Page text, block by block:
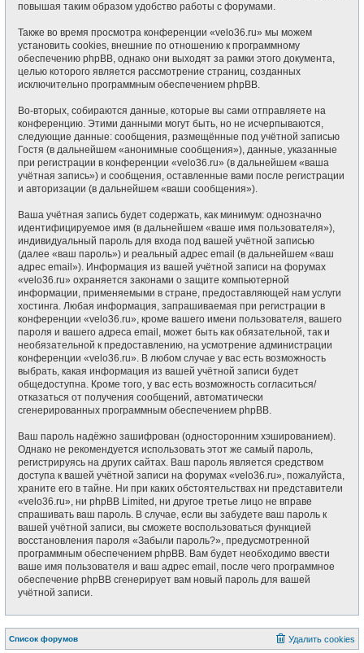
повышая таким образом удобство работы с форумами.
Также во время просмотра конференции «velo36.ru» мы можем
установить cookies, внешние по отношению к программному
обеспечению phpBB, однако они выходят за рамки этого документа,
целью которого является рассмотрение страниц, созданных
исключительно программным обеспечением phpBB.
Во-вторых, собираются данные, которые вы сами отправляете на
конференцию. Этими данными могут быть, но не исчерпываются,
следующие данные: сообщения, размещённые под учётной записью
Гостя (в дальнейшем «анонимные сообщения»), данные, указанные
при регистрации в конференции «velo36.ru» (в дальнейшем «ваша
учётная запись») и сообщения, оставленные вами после регистрации
и авторизации (в дальнейшем «ваши сообщения»).
Ваша учётная запись будет содержать, как минимум: однозначно
идентифицируемое имя (в дальнейшем «ваше имя пользователя»),
индивидуальный пароль для входа под вашей учётной записью
(далее «ваш пароль») и реальный адрес email (в дальнейшем «ваш
адрес email»). Информация из вашей учётной записи на форумах
«velo36.ru» охраняется законами о защите компьютерной
информации, применяемыми в стране, предоставляющей нам услуги
хостинга. Любая информация, запрашиваемая при регистрации в
конференции «velo36.ru», кроме вашего имени пользователя, вашего
пароля и вашего адреса email, может быть как обязательной, так и
необязательной к предоставлению, на усмотрение администрации
конференции «velo36.ru». В любом случае у вас есть возможность
выбрать, какая информация из вашей учётной записи будет
общедоступна. Кроме того, у вас есть возможность согласиться/
отказаться от получения сообщений, автоматически
сгенерированных программным обеспечением phpBB.
Ваш пароль надёжно зашифрован (односторонним хэшированием).
Однако не рекомендуется использовать этот же самый пароль,
регистрируясь на других сайтах. Ваш пароль является средством
доступа к вашей учётной записи на форумах «velo36.ru», пожалуйста,
храните его в тайне. Ни при каких обстоятельствах ни представители
«velo36.ru», ни phpBB Limited, ни другое третье лицо не вправе
спрашивать ваш пароль. В случае, если вы забудете ваш пароль к
вашей учётной записи, вы сможете воспользоваться функцией
восстановления пароля «Забыли пароль?», предусмотренной
программным обеспечением phpBB. Вам будет необходимо ввести
ваше имя пользователя и ваш адрес email, после чего программное
обеспечение phpBB сгенерирует вам новый пароль для вашей
учётной записи.
Список форумов Удалить cookies